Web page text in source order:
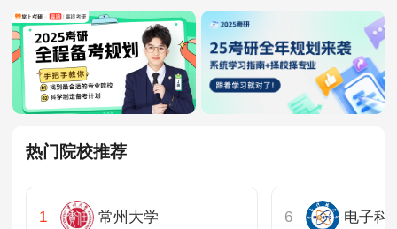
热门院校推荐
常州大学 电子科